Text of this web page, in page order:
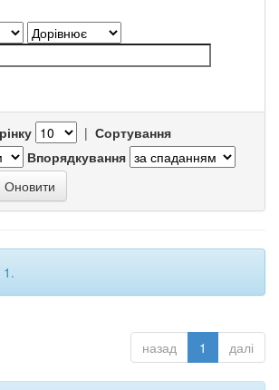
| Сортування
Впорядкування
1.
назад 1 далі